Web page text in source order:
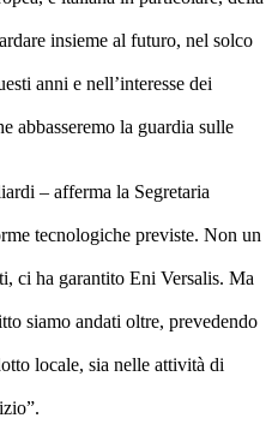
insieme al futuro, nel solco
anni e nell’interesse dei
abbasseremo la guardia sulle
– afferma la Segretaria
tecnologiche previste. Non un
ci ha garantito Eni Versalis. Ma
siamo andati oltre, prevedendo
locale, sia nelle attività di